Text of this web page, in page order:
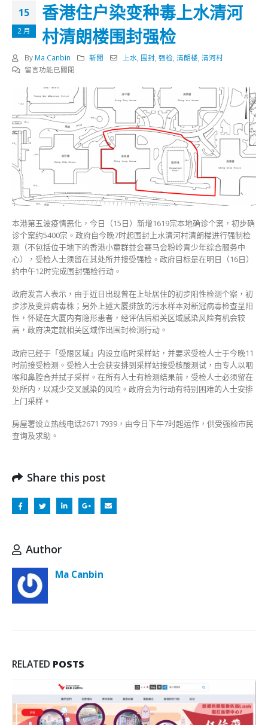
15
2 月
香港住户染变种毒上水清河
村清朗楼围封强检
By Ma Canbin 新聞 上水 围封 ,强检 ,清朗楼 ,清河村
在
港
住
户
染
变
种
毒
水
清
村
清
朗
楼
围
强
检〉
中
留言功能已關閉
本港第五波疫情恶化，今日（15日）新增1619宗本地确诊个案，初步确
诊个案约5400宗。政府自今晚7时起围封上水清河村清朗楼进行强制检
测（不包括位于地下的香港小童群益会赛马会粉岭青少年综合服务中
心），受检人士须留在其处所并接受强检。政府目标是在明日（16日）
约中午12时完成围封强检行动。
政府发言人表示，由于近日出现曾在上址居住的初步阳性检测个案，初
步涉及变异病毒株；另外上述大厦排放的污水样本对新冠病毒检查呈阳
性，怀疑在大厦内有隐形患者，经评估后相关区域感染风险有机会较
高，政府决定就相关区域作出围封检测行动。
政府已经于「受限区域」内设立临时采样站，并要求受检人士于今晚11
时前接受检测。受检人士会获安排到采样站接受核酸测试，由专人以咽
喉和鼻腔合并拭子采样。在所有人士有检测结果前，受检人士必须留在
处所内，以减少交叉感染的风险。政府会为行动有特别困难的人士安排
上门采样。
房屋署设立热线电话2671 7939，由今日下午7时起运作，供受强检市民
查询及求助。
Share this post
Author
Ma Canbin
RELATED POSTS